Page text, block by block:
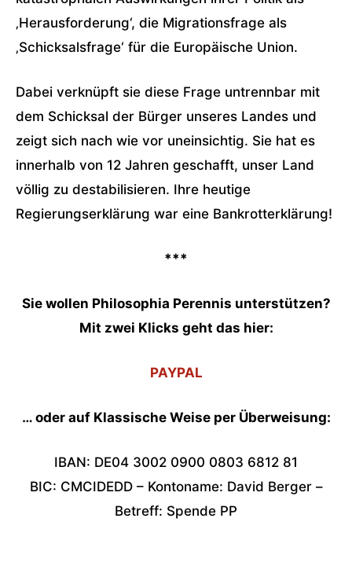
‚Herausforderung‘, die Migrationsfrage als
‚Schicksalsfrage‘ für die Europäische Union.
Dabei verknüpft sie diese Frage untrennbar mit
dem Schicksal der Bürger unseres Landes und
zeigt sich nach wie vor uneinsichtig. Sie hat es
innerhalb von 12 Jahren geschafft, unser Land
völlig zu destabilisieren. Ihre heutige
Regierungserklärung war eine Bankrotterklärung!
***
Sie wollen Philosophia Perennis unterstützen?
Mit zwei Klicks geht das hier:
PAYPAL
… oder auf Klassische Weise per Überweisung:
IBAN: DE04 3002 0900 0803 6812 81
BIC: CMCIDEDD – Kontoname: David Berger –
Betreff: Spende PP